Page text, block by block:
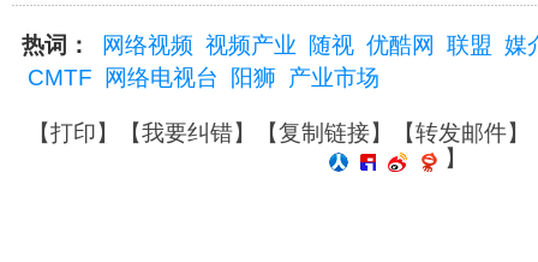
热词： 网络视频 视频产业 随视 优酷网 联盟 媒
CMTF
网络电视台 阳狮 产业市场
【打印】【我要纠错】【复制链接】【转发邮件】
】